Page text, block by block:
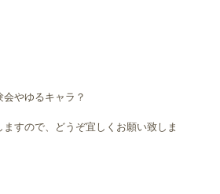
やゆるキャラ？
ますので、どうぞ宜しくお願い致しま